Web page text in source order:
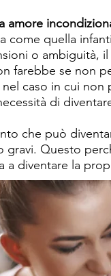
amore
come quella
o ambiguità,
farebbe se non
caso in cui
di
che può
gravi. Questo
a diventare la